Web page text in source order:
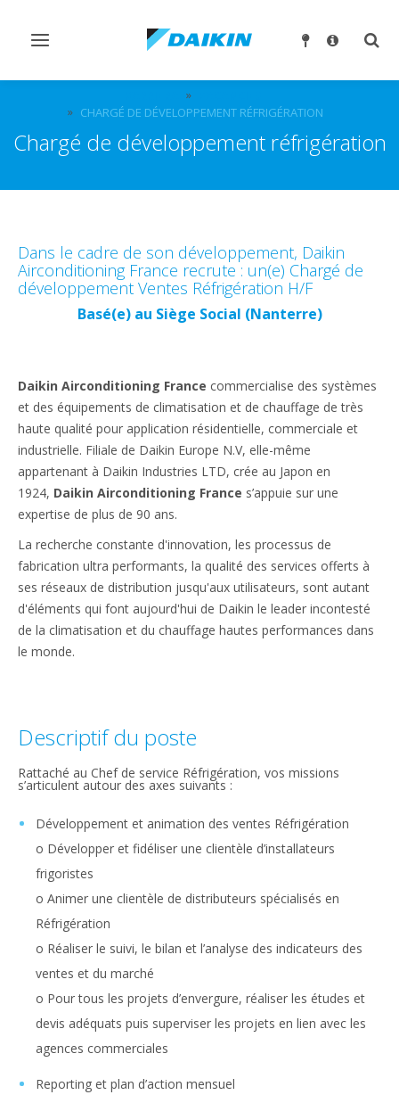
Ndrysho
CHARGÉ DE DÉVELOPPEMENT RÉFRIGÉRATION
Chargé de développement réfrigération
Dans le cadre de son développement, Daikin
Airconditioning France recrute : un(e) Chargé de
développement Ventes Réfrigération H/F
Basé(e) au Siège Social (Nanterre)
Daikin Airconditioning France commercialise des systèmes
et des équipements de climatisation et de chauffage de très
haute qualité pour application résidentielle, commerciale et
industrielle. Filiale de Daikin Europe N.V, elle-même
appartenant à Daikin Industries LTD, crée au Japon en
1924, Daikin Airconditioning France s’appuie sur une
expertise de plus de 90 ans.
La recherche constante d'innovation, les processus de
fabrication ultra performants, la qualité des services offerts à
ses réseaux de distribution jusqu'aux utilisateurs, sont autant
d'éléments qui font aujourd'hui de Daikin le leader incontesté
de la climatisation et du chauffage hautes performances dans
le monde.
Descriptif du poste
Rattaché au Chef de service Réfrigération, vos missions
s’articulent autour des axes suivants :
Développement et animation des ventes Réfrigération
o Développer et fidéliser une clientèle d’installateurs
frigoristes
o Animer une clientèle de distributeurs spécialisés en
Réfrigération
o Réaliser le suivi, le bilan et l’analyse des indicateurs des
ventes et du marché
o Pour tous les projets d’envergure, réaliser les études et
devis adéquats puis superviser les projets en lien avec les
agences commerciales
Reporting et plan d’action mensuel